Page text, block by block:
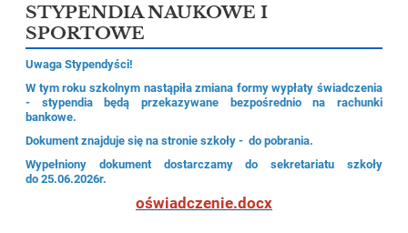
STYPENDIA NAUKOWE I
SPORTOWE
Uwaga Stypendyści!
W tym roku szkolnym nastąpiła zmiana formy wypłaty świadczenia
- stypendia będą przekazywane bezpośrednio na rachunki
bankowe.
Dokument znajduje się na stronie szkoły - do pobrania.
Wypełniony dokument dostarczamy do sekretariatu szkoły
do 25.06.2026r.
oświadczenie.docx